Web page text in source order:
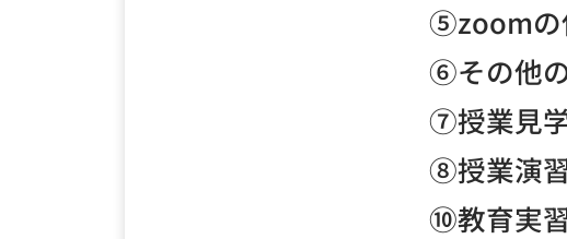
⑤zoomの
⑥その他
⑦授業見学
⑧授業演
⑩教育実